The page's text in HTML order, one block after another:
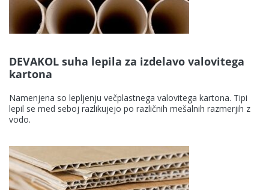
DEVAKOL suha lepila za izdelavo valovitega
kartona
Namenjena so lepljenju večplastnega valovitega kartona. Tipi
lepil se med seboj razlikujejo po različnih mešalnih razmerjih z
vodo.